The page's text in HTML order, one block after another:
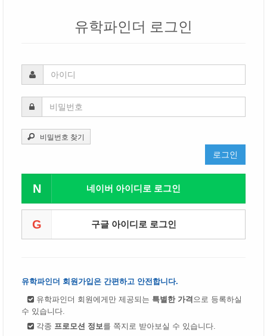
유학파인더 로그인
비밀번호 찾기
로그인
N 네이버 아이디로 로그인
G 구글 아이디로 로그인
유학파인더 회원가입은 간편하고 안전합니다.
유학파인더 회원에게만 제공되는 특별한 가격 으로 등록하실
수 있습니다.
각종 프로모션 정보를 쪽지로 받아보실 수 있습니다.